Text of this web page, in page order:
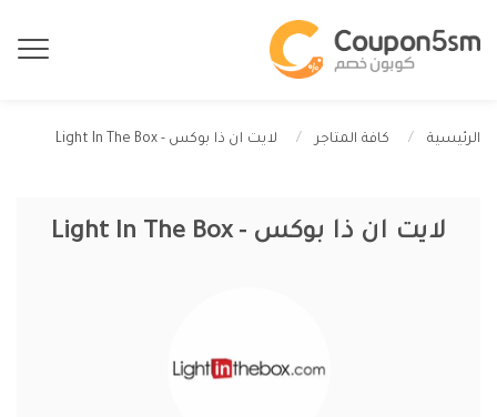
الرئيسية كافة المتاجر لايت ان ذا بوكس - Light In The Box
لايت ان ذا بوكس - Light In The Box